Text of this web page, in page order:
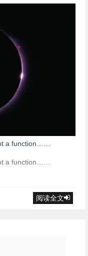
a function……
a function……
阅读全文